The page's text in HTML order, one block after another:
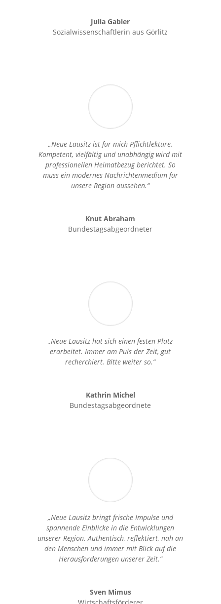
Julia Gabler
Sozialwissenschaftlerin aus Görlitz
„Neue Lausitz ist für mich Pflichtlektüre.
Kompetent, vielfältig und unabhängig wird mit
professionellen Heimatbezug berichtet. So
muss ein modernes Nachrichtenmedium für
unsere Region aussehen.“
Knut Abraham
Bundestagsabgeordneter
„Neue Lausitz hat sich einen festen Platz
erarbeitet. Immer am Puls der Zeit, gut
recherchiert. Bitte weiter so.“
Kathrin Michel
Bundestagsabgeordnete
„Neue Lausitz bringt frische Impulse und
spannende Einblicke in die Entwicklungen
unserer Region. Authentisch, reflektiert, nah an
den Menschen und immer mit Blick auf die
Herausforderungen unserer Zeit.”
Sven Mimus
Wirtschaftsförderer